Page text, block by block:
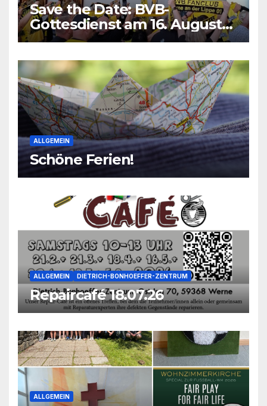
Save the Date: BVB-
Gottesdienst am 16. August
2026
ALLGEMEIN
Schöne Ferien!
ALLGEMEIN DIETRICH-BONHOEFFER-ZENTRUM
Repaircafé 18.07.26
ALLGEMEIN